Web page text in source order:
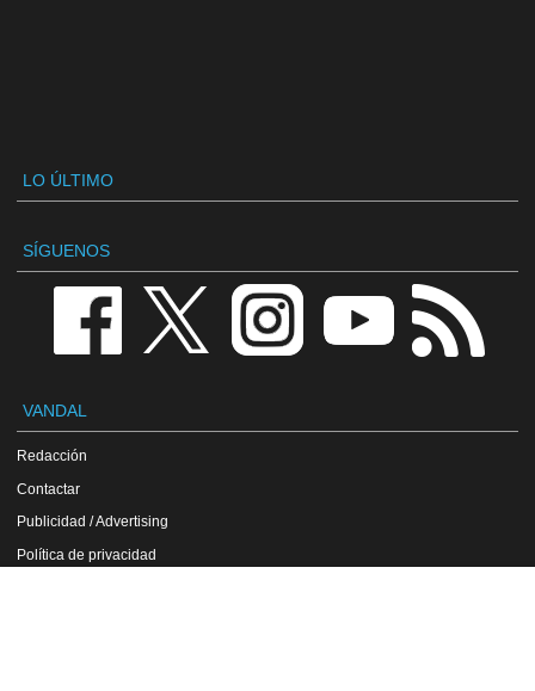
LO ÚLTIMO
SÍGUENOS
VANDAL
Redacción
Contactar
Publicidad / Advertising
Política de privacidad